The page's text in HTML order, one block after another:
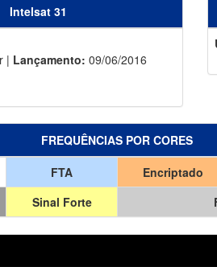
Intelsat 31
| Lançamento: 09/06/2016
FREQUÊNCIAS POR CORES
FTA Encriptado
Sinal Forte